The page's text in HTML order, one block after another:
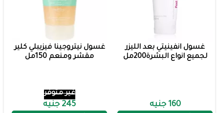
غسول انفينيتي بعد الليزر
لجميع انواع البشرة200مل
160 جنيه
غسول نيتروجينا فيزيبلي كلير
مقشر ومنعم 150مل
غير متوفر
245 جنيه